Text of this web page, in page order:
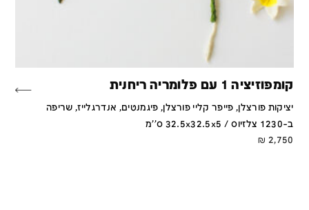
קומפוזיציה 1 עם פלומריה ריחנית
יציקות פורצלן, פייפר קליי פורצלן, פיגמנטים, אנדרגלייז, שריפה
ב-1230 צלזיוס / 32.5x32.5x5 ס''מ
2,750
₪